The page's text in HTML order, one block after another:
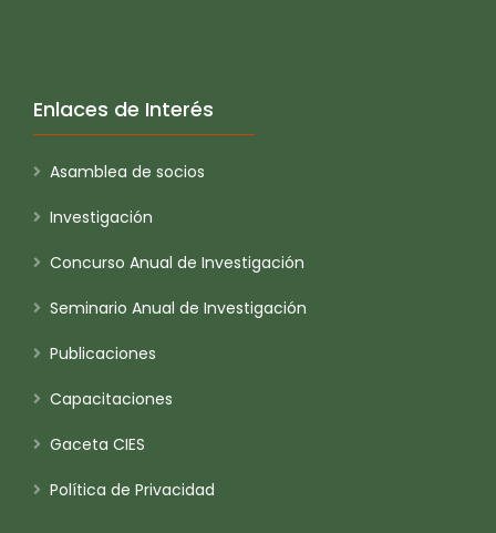
Enlaces de Interés
Asamblea de socios
Investigación
Concurso Anual de Investigación
Seminario Anual de Investigación
Publicaciones
Capacitaciones
Gaceta CIES
Política de Privacidad